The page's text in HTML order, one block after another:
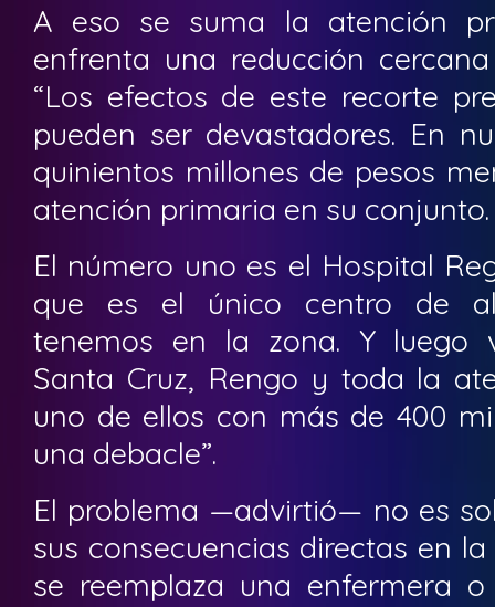
A eso se suma la atención
enfrenta una reducción
“Los efectos de este recorte
pueden ser devastadores. En
quinientos millones de pesos
atención primaria en su conjunto.
El número uno es el Hospital
que es el único centro de
tenemos en la zona. Y luego
Santa Cruz, Rengo y toda la
uno de ellos con más de 400
una debacle”.
El problema —advirtió— no es
sus consecuencias directas en
se reemplaza una enfermera